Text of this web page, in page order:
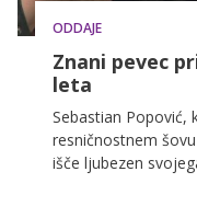
ODDAJE
Znani pevec
leta
Sebastian Popović,
resničnostnem
išče ljubezen